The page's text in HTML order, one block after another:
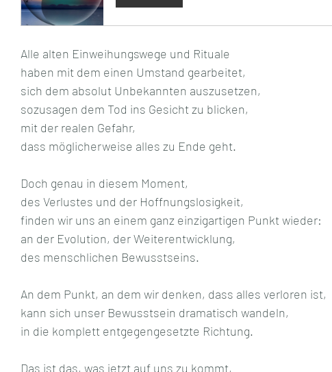
Alle alten Einweihungswege und Rituale
haben mit dem einen Umstand gearbeitet,
sich dem absolut Unbekannten auszusetzen,
sozusagen dem Tod ins Gesicht zu blicken,
mit der realen Gefahr,
dass möglicherweise alles zu Ende geht.
Doch genau in diesem Moment,
des Verlustes und der Hoffnungslosigkeit,
finden wir uns an einem ganz einzigartigen Punkt wieder:
an der Evolution, der Weiterentwicklung,
des menschlichen Bewusstseins.
An dem Punkt, an dem wir denken, dass alles verloren ist,
kann sich unser Bewusstsein dramatisch wandeln,
in die komplett entgegengesetzte Richtung.
Das ist das, was jetzt auf uns zu kommt,